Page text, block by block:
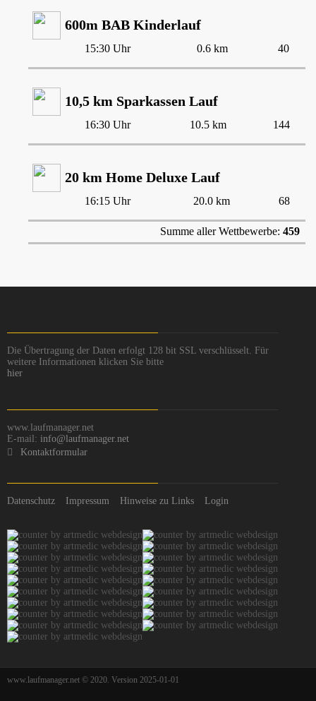
600m BAB Kinderlauf
15:30 Uhr 0.6 km 40
10,5 km Sparkassen Lauf
16:30 Uhr 10.5 km 144
20 km Home Deluxe Lauf
16:15 Uhr 20.0 km 68
Summe aller Wettbewerbe: 459
Die Übertragung der Daten erfolgt 128 bit SSL verschlüsselt. Für
weitere Informationen klicken Sie bitte
hier
www.laufmanager.net
E-mail: info@laufmanager.net
Kontaktformular
Datenschutz Impressum Hinweise zu Links Login
www.laufmanager.net © 2020. Version 2025-01-01